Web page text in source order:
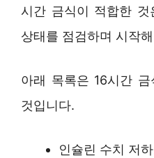
시간 금식이 적합한
상태를 점검하며 시작
아래 목록은 16시간
것입니다.
인슐린 수치 저